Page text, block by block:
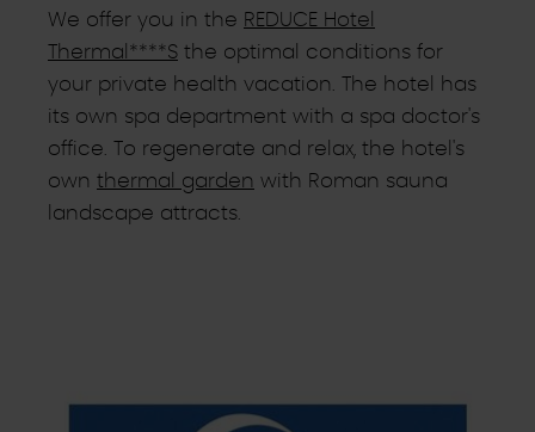
We offer you in the REDUCE Hotel
Thermal****S the optimal conditions for
your private health vacation. The hotel has
its own spa department with a spa doctor's
office. To regenerate and relax, the hotel's
own thermal garden with Roman sauna
landscape attracts.